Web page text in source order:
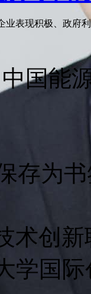
业表现积极、政府
国能
存为
术创
学国